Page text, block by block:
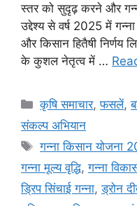
स्तर को सुदृढ़ करने और
उद्देश्य से वर्ष 2025 में
और किसान हितैषी निर्णय
के कुशल नेतृत्व में …
कृषि समाचार,फसलें,
संकल्प अभियान
गन्ना किसान योजना
गन्ना मूल्य वृद्धि,गन्ना
ड्रिप सिंचाई गन्ना,ड्रोन